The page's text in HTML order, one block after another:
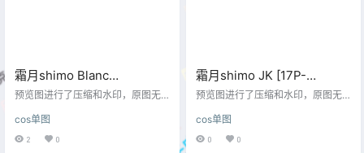
霜月shimo Blanc
Demon[21P-46M]
预览图进行了压缩和水印，原图无
cos单图
2 0
霜月shimo JK [17P-
204MB]
预览图进行了压缩和水印，原图无
cos单图
0 0